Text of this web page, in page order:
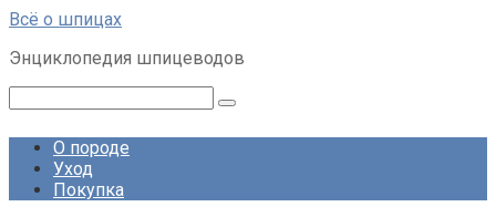
Перейти
контенту
Всё о шпицах
Энциклопедия шпицеводов
О породе
Уход
Покупка